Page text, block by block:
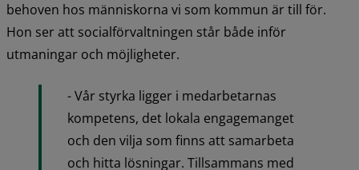
behoven hos människorna vi som kommun är till för.
Hon ser att socialförvaltningen står både inför
utmaningar och möjligheter.
- Vår styrka ligger i medarbetarnas
kompetens, det lokala engagemanget
och den vilja som finns att samarbeta
och hitta lösningar. Tillsammans med